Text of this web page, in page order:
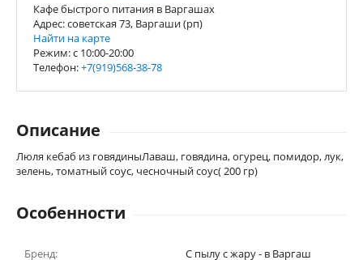
Кафе быстрого питания в Варгашах
Адрес: советская 73, Варгаши (рп)
Найти на карте
Режим: с 10:00-20:00
Телефон:+7(919)568-38-78
Описание
Люля кебаб из говядиныЛаваш, говядина, огурец, помидор, лук,
зелень, томатный соус, чесночный соус( 200 гр)
Особенности
Бренд:
С пылу с жару - в Варгаш